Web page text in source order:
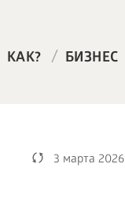
КАК? / БИЗНЕС
3 марта 2026